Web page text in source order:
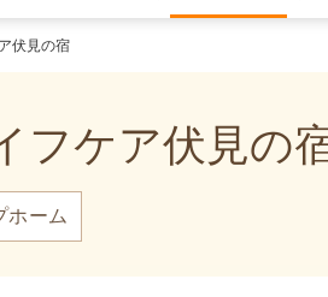
伏見の宿
フケア伏見の
ホーム